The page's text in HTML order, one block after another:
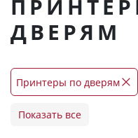
ДВЕРЯМ
Принтеры по дверям
Принтеры для печати на
Показать все